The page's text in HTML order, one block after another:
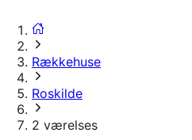
Rækkehuse
Roskilde
2 værelses